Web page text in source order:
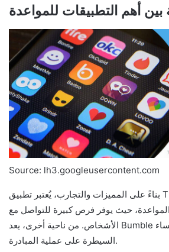
بين أهم التطبيقات للمواعدة
Source: lh3.googleusercontent.com
بناءً على المميزات والتجارب، يُعتبر تطبيق Tinder هو الأكثر شهرة
حيث يوفر فرص كبيرة للتواصل مع
الأشخاص. من ناحية أخرى، يعد Bumble تطبيقًا فريدًا يمنح النساء
السيطرة على عملية المبادرة.